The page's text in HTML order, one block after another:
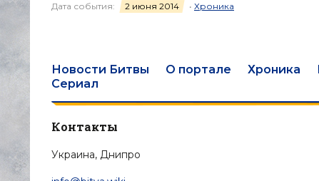
Дата события: 2 июня 2014 • Хроника
Новости Битвы О портале Хроника
Сериал
Контакты
Украина, Днипро